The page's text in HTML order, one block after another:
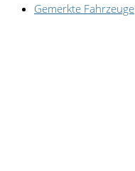
Gemerkte Fahrzeuge